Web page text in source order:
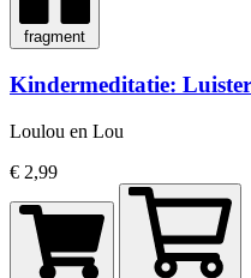
fragment
Kindermeditatie:
Loulou en Lou
€ 2,99